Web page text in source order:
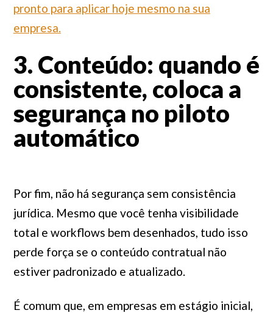
pronto para aplicar hoje mesmo na sua
empresa.
3. Conteúdo: quando é
consistente, coloca a
segurança no piloto
automático
Por fim, não há segurança sem consistência
jurídica. Mesmo que você tenha visibilidade
total e workflows bem desenhados, tudo isso
perde força se o conteúdo contratual não
estiver padronizado e atualizado.
É comum que, em empresas em estágio inicial,